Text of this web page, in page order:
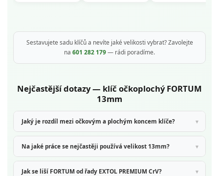
Sestavujete sadu klíčů a nevíte jaké velikosti vybrat? Zavolejte
na 601 282 179— rádi poradíme.
Nejčastější dotazy — klíč očkoplochý FORTUM
13mm
Jaký je rozdíl mezi očkovým a plochým koncem klíče?
Na jaké práce se nejčastěji používá velikost 13mm?
Jak se liší FORTUM od řady EXTOL PREMIUM CrV?